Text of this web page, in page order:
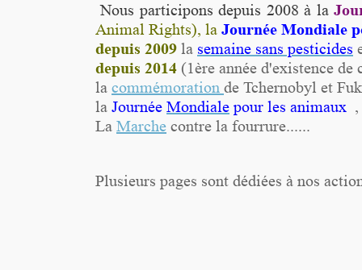
Nous participons depuis 2008 à la
Animal Rights), la Journée Mondiale
depuis 2009 la semaine sans pesticides
depuis 2014 (1ère année d'existence
la commémoration de Tchernobyl et
la Journée Mondiale pour les animaux
La Marche contre la fourrure......
Plusieurs pages sont dédiées à nos